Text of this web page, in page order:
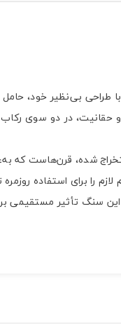
با طراحی بی‌نظیر خود،
حقانیت، در دو سوی
شده، قرن‌هاست که
را برای استفاده
این سنگ تأثیر مستقیمی